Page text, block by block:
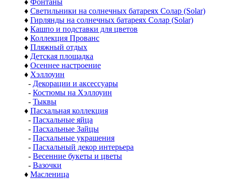
♦ Фонтаны
♦ Светильники на солнечных батареях Солар (Solar)
♦ Гирлянды на солнечных батареях Солар (Solar)
♦ Кашпо и подставки для цветов
♦ Коллекция Прованс
♦ Пляжный отдых
♦ Детская площадка
♦ Осеннее настроение
♦ Хэллоуин
- Декорации и аксессуары
- Костюмы на Хэллоуин
- Тыквы
♦ Пасхальная коллекция
- Пасхальные яйца
- Пасхальные Зайцы
- Пасхальные украшения
- Пасхальный декор интерьера
- Весенние букеты и цветы
- Вазочки
♦ Масленица